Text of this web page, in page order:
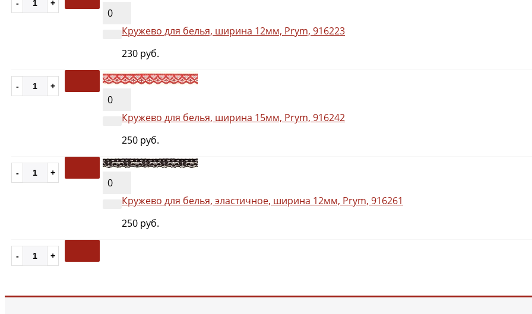
0
Кружево для белья, ширина 12мм, Prym, 916223
230 руб.
0
Кружево для белья, ширина 15мм, Prym, 916242
250 руб.
0
Кружево для белья, эластичное, ширина 12мм, Prym, 916261
250 руб.